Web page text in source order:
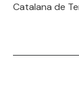
Catalana de